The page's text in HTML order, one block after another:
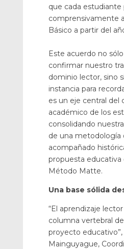
que cada estudiante
comprensivamente
Básico a partir del
Este acuerdo no
confirmar nuestro
dominio lector, sino
instancia para
es un eje central del
académico de los
consolidando
de una metodología
acompañado
propuesta educativa
Método Matte.
Una base sólida
“El aprendizaje
columna vertebral
proyecto
Mainguyague,